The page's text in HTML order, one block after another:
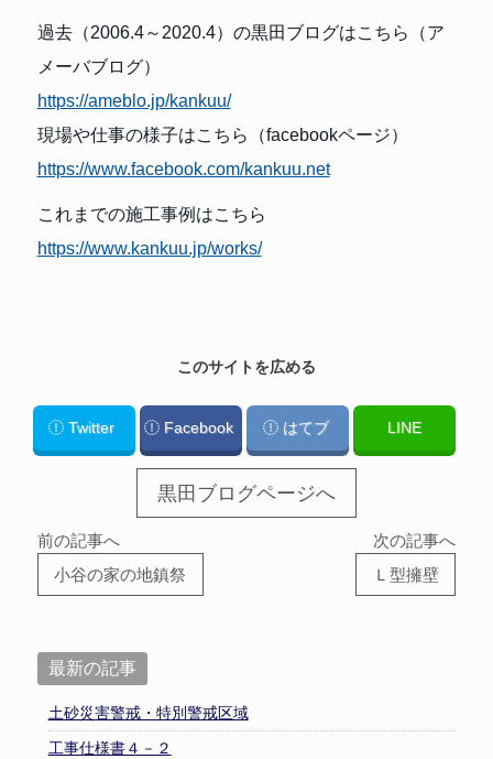
過去（2006.4～2020.4）の黒田ブログはこちら（ア
メーバブログ）
https://ameblo.jp/kankuu/
現場や仕事の様子はこちら（facebookページ）
https://www.facebook.com/kankuu.net
これまでの施工事例はこちら
https://www.kankuu.jp/works/
このサイトを広める
Twitter Facebook はてブ LINE
黒田ブログページへ
前の記事へ
小谷の家の地鎮祭
次の記事へ
Ｌ型擁壁
最新の記事
土砂災害警戒・特別警戒区域
工事仕様書４－２